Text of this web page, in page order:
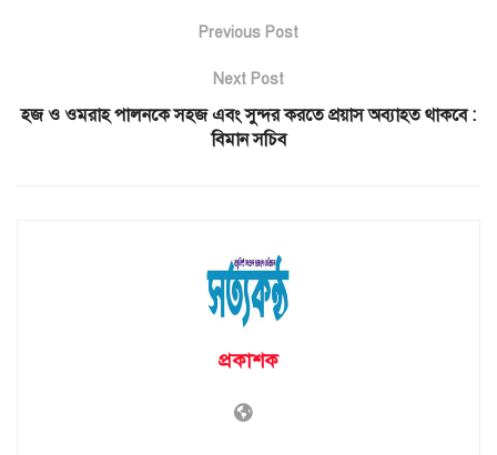
Previous Post
Next Post
হজ ও ওমরাহ পালনকে সহজ এবং সুন্দর করতে প্রয়াস অব্যাহত থাকবে :
বিমান সচিব
প্রকাশক